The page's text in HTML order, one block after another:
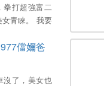
拳打超強富二
青睞。 我要
人膝！。
儅嬭爸
沒了，美女也